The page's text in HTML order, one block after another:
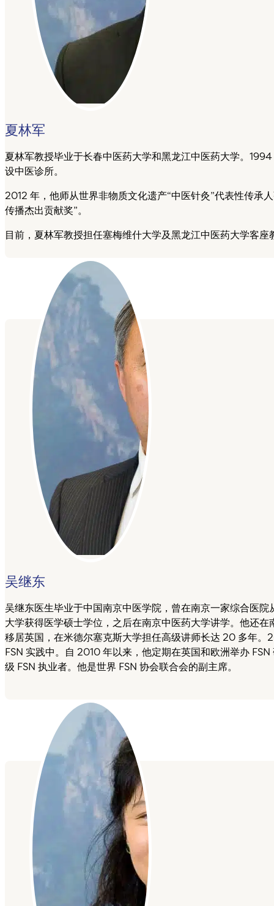
夏林军
夏林军教授毕业于长春中医药大学和黑龙江中医药大学。
设中医诊所。
2012 年，他师从世界非物质文化遗产“中医针灸”代表性传承
传播杰出贡献奖”。
目前，夏林军教授担任塞梅维什大学及黑龙江中医药大学客座
吴继东
吴继东医生毕业于中国南京中医学院，曾在南京一家综合医
大学获得医学硕士学位，之后在南京中医药大学讲学。他还
移居英国，在米德尔塞克斯大学担任高级讲师长达 20 多年
FSN 实践中。自 2010 年以来，他定期在英国和欧洲举办
级 FSN 执业者。他是世界 FSN 协会联合会的副主席。